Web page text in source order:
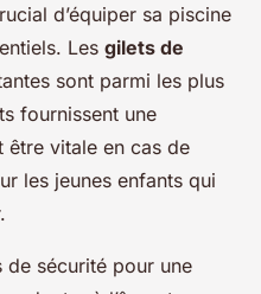
d’équiper sa piscine
Les gilets de
sont parmi les plus
fournissent une
être vitale en cas de
les jeunes enfants qui
de sécurité pour une